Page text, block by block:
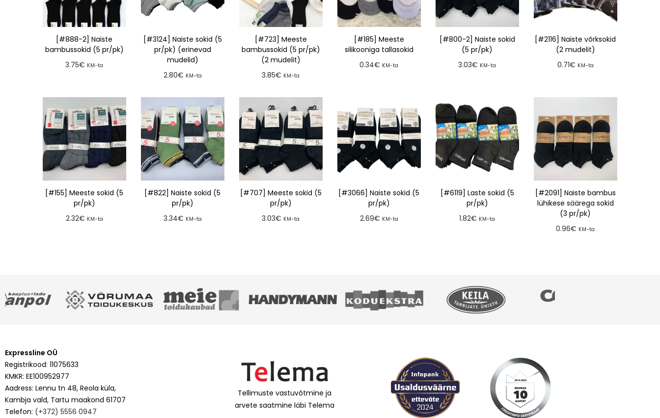
[#888-2] Naiste
bambussokid (5 pr/pk)
3.75€ KM-ta
[#3124] Naiste sokid (5
pr/pk) (erinevad
mudelid)
2.80€ KM-ta
[#723] Meeste
bambussokid (5 pr/pk)
(2 mudelit)
3.85€ KM-ta
[#185] Meeste
silikooniga tallasokid
0.34€ KM-ta
[#800-2] Naiste sokid
(5 pr/pk)
3.03€ KM-ta
[#2116] Naiste võrksokid
(2 mudelit)
0.71€ KM-ta
[#155] Meeste sokid (5
pr/pk)
2.32€ KM-ta
[#822] Naiste sokid (5
pr/pk)
3.34€ KM-ta
[#707] Meeste sokid (5
pr/pk)
3.03€ KM-ta
[#3066] Naiste sokid (5
pr/pk)
2.69€ KM-ta
[#6119] Laste sokid (5
pr/pk)
1.82€ KM-ta
[#2091] Naiste bambus
lühikese säärega sokid
(3 pr/pk)
0.96€ KM-ta
Expressline OÜ
Registrikood: 11075633
KMKR: EE100952977
Aadress: Lennu tn 48, Reola küla,
Kambja vald, Tartu maakond 61707
Telefon: (+372) 5556 0947
Tellimuste vastuvõtmine ja
arvete saatmine läbi Telema